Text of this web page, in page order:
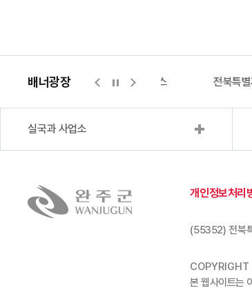
배너광장
지적측량바로처리센터 위택스 전북특
실국과 사업소
개인정보처리
(55352) 전북
본 웹사이트는